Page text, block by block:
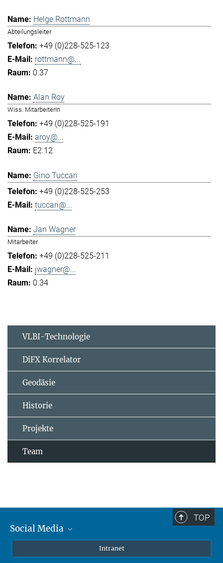
Helge Rottmann
Abteilungsleiter
+49 (0)228-525-123
rottmann@...
0.37
Alan Roy
Wiss. MitarbeiterIn
+49 (0)228-525-191
aroy@...
E2.12
Gino Tuccari
+49 (0)228-525-253
tuccari@...
Jan Wagner
Mitarbeiter
+49 (0)228-525-211
jwagner@...
0.34
VLBI-Technologie
DiFX Korrelator
Geodäsie
Historie
Projekte
Team
TOP
Social Media
Intranet